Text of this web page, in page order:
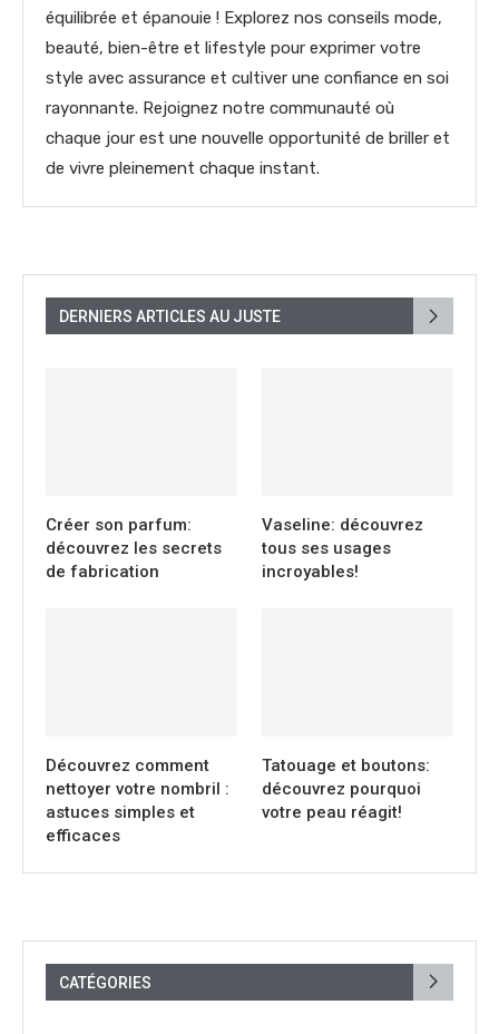
équilibrée et épanouie ! Explorez nos conseils mode,
beauté, bien-être et lifestyle pour exprimer votre
style avec assurance et cultiver une confiance en soi
rayonnante. Rejoignez notre communauté où
chaque jour est une nouvelle opportunité de briller et
de vivre pleinement chaque instant.
DERNIERS ARTICLES AU JUSTE
Créer son parfum:
découvrez les secrets
de fabrication
Vaseline: découvrez
tous ses usages
incroyables!
Découvrez comment
nettoyer votre nombril :
astuces simples et
efficaces
Tatouage et boutons:
découvrez pourquoi
votre peau réagit!
CATÉGORIES